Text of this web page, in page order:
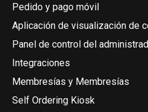
Pedido y pago móvil
Aplicación de visualización de
Panel de control del
Integraciones
Membresías y Membresías
Self Ordering Kiosk